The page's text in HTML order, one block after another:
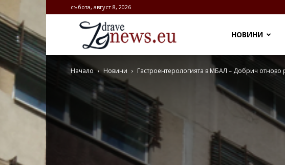
събота, август 8, 2026
Zdravenews.euНОВИНИ
Начало Новини Гастроентерологията в МБАЛ – Добрич отново